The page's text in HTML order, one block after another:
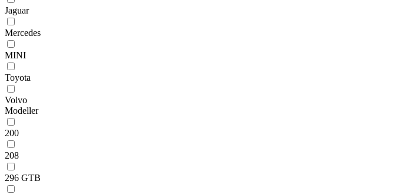
Jaguar
Mercedes
MINI
Toyota
Volvo
Modeller
200
208
296 GTB